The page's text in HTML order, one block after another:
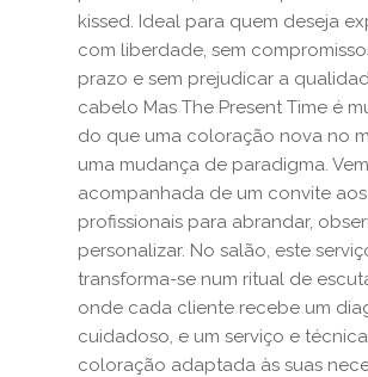
kissed. Ideal para quem deseja
com liberdade, sem
prazo e sem prejudicar a
cabelo Mas The Present Time é
do que uma coloração nova no
uma mudança de paradigma. Vem
acompanhada de um convite aos
profissionais para abrandar,
personalizar. No salão, este
transforma-se num ritual de
onde cada cliente recebe um
cuidadoso, e um serviço e
coloração adaptada às suas